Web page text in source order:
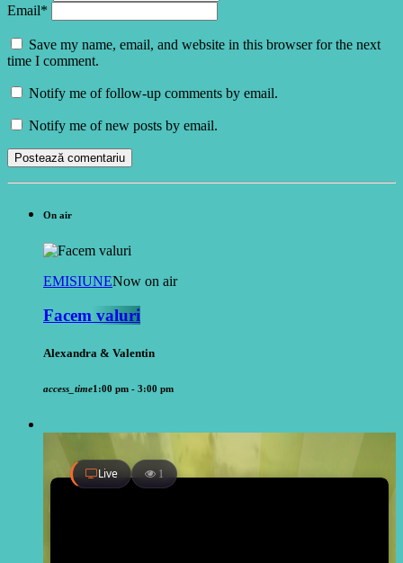
Email*
Save my name, email, and website in this browser for the next
time I comment.
Notify me of follow-up comments by email.
Notify me of new posts by email.
On air
EMISIUNENow on air
Facem valuri
Alexandra & Valentin
access_time1:00 pm - 3:00 pm